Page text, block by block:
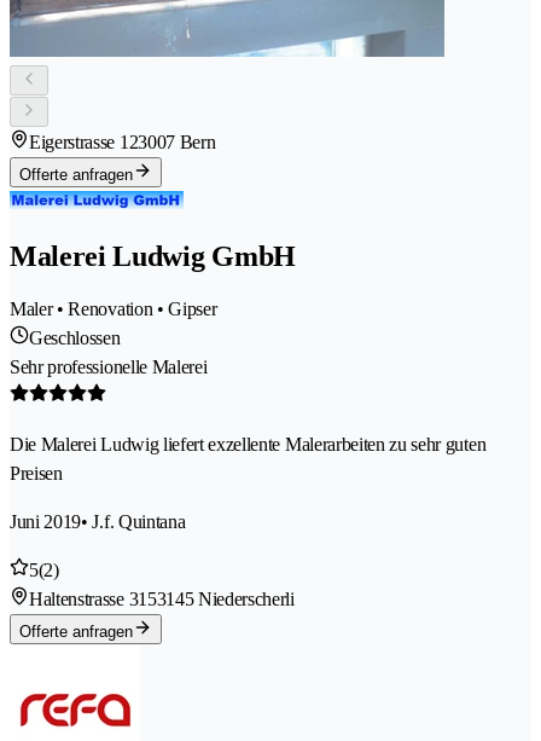
Eigerstrasse 123007 Bern
Offerte anfragen
Malerei Ludwig GmbH
Maler • Renovation • Gipser
Geschlossen
Sehr professionelle Malerei
Die Malerei Ludwig liefert exzellente Malerarbeiten zu sehr guten
Preisen
Juni 2019• J.f. Quintana
5(2)
Haltenstrasse 3153145 Niederscherli
Offerte anfragen